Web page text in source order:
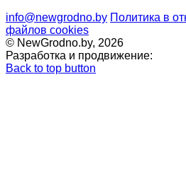
info@newgrodno.by Политика в
файлов cookies
© NewGrodno.by, 2026
Разработка и продвижение:
Back to top button